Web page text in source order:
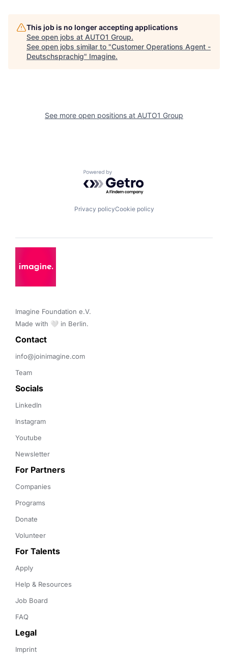
This job is no longer accepting applications
See open jobs at AUTO1 Group.
See open jobs similar to "Customer Operations Agent -
Deutschsprachig" Imagine.
See more open positions at AUTO1 Group
Powered by Getro.com
Privacy policyCookie policy
Imagine Foundation e.V.
Made with 🤍 in Berlin.
Contact
info@joinimagine.com
Team
Socials
LinkedIn
Instagram
Youtube
Newsletter
For Partners
Companies
Programs
Donate
Volunteer
For Talents
Apply
Help & Resources
Job Board
FAQ
Legal
Imprint